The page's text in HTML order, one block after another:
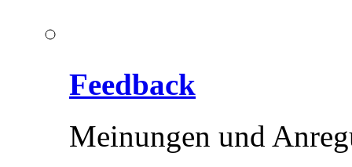
Feedback
Meinungen und